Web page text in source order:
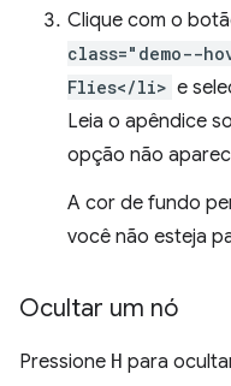
Clique com o
class="demo--
Flies</li> e
Leia o apêndice
opção não
A cor de fundo
você não esteja
Ocultar um nó
Pressione H para